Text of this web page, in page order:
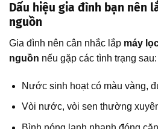
Dấu hiệu gia đình bạn nên
nguồn
Gia đình nên cân nhắc lắp máy
nguồn nếu gặp các tình trạng sau:
Nước sinh hoạt có màu vàng,
Vòi nước, vòi sen thường